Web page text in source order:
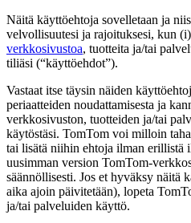
Näitä käyttöehtoja sovelletaan ja
velvollisuutesi ja rajoituksesi, kun
verkkosivustoa, tuotteita ja/tai
tiliäsi (“käyttöehdot”).
Vastaat itse täysin näiden
periaatteiden noudattamisesta ja
verkkosivuston, tuotteiden ja/tai
käytöstäsi. TomTom voi milloin
tai lisätä niihin ehtoja ilman erillistä
uusimman version TomTom-
säännöllisesti. Jos et hyväksy näitä
aika ajoin päivitetään), lopeta
ja/tai palveluiden käyttö.